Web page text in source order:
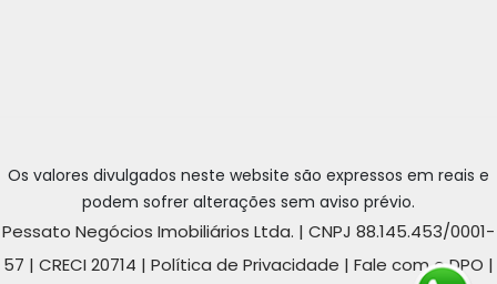
Os valores divulgados neste website são expressos em reais e
podem sofrer alterações sem aviso prévio.
Pessato Negócios Imobiliários Ltda. | CNPJ 88.145.453/0001-
57 | CRECI 20714 | Política de Privacidade | Fale com o DPO |